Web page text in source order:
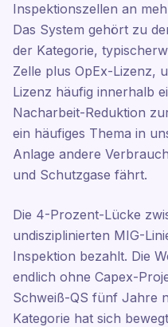
Inspektionszellen an
Das System gehört zu
der Kategorie,
Zelle plus OpEx-Lizenz,
Lizenz häufig innerhalb
Nacharbeit-Reduktion
ein häufiges Thema in
Anlage andere
und Schutzgase fährt.
Die 4-Prozent-Lücke
undisziplinierten MIG-
Inspektion bezahlt. Die
endlich ohne Capex-
Schweiß-QS fünf Jahre
Kategorie hat sich